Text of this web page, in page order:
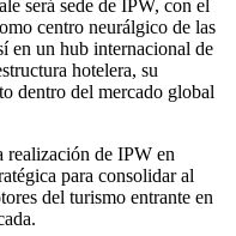
será sede de IPW, con el
centro neurálgico de las
en un hub internacional de
hotelera, su
dentro del mercado global
realización de IPW en
para consolidar al
del turismo entrante en